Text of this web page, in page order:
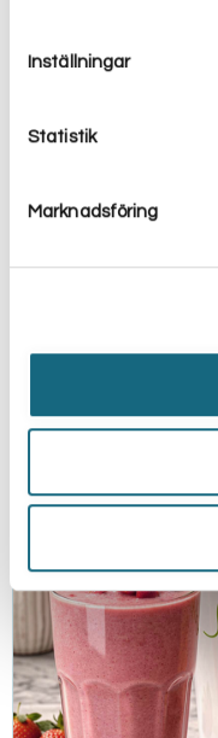
Inställningar
Statistik
Marknadsföring